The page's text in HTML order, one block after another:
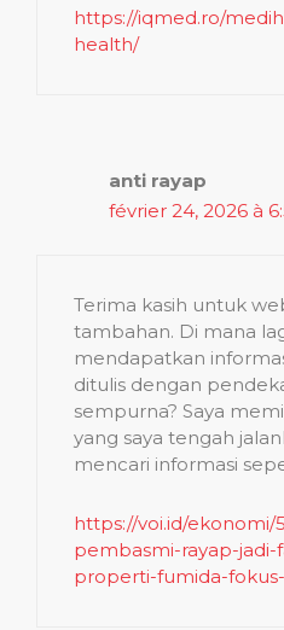
https://iqmed.ro/
health/
anti rayap
février 24, 2026 à
Terima kasih untuk
tambahan. Di mana
mendapatkan
ditulis dengan
sempurna? Saya
yang saya tengah
mencari informasi
https://voi.id/ekonomi/
pembasmi-rayap-
properti-fumida-